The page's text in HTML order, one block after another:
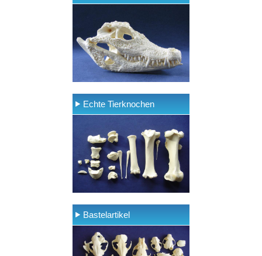
Echte Tierknochen
Bastelartikel